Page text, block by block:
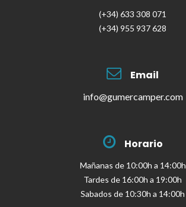
(+34) 633 308 071
(+34) 955 937 628
Email
info@gumercamper.com
Horario
Mañanas de 10:00h a 14:00h
Tardes de 16:00h a 19:00h
Sabados de 10:30h a 14:00h